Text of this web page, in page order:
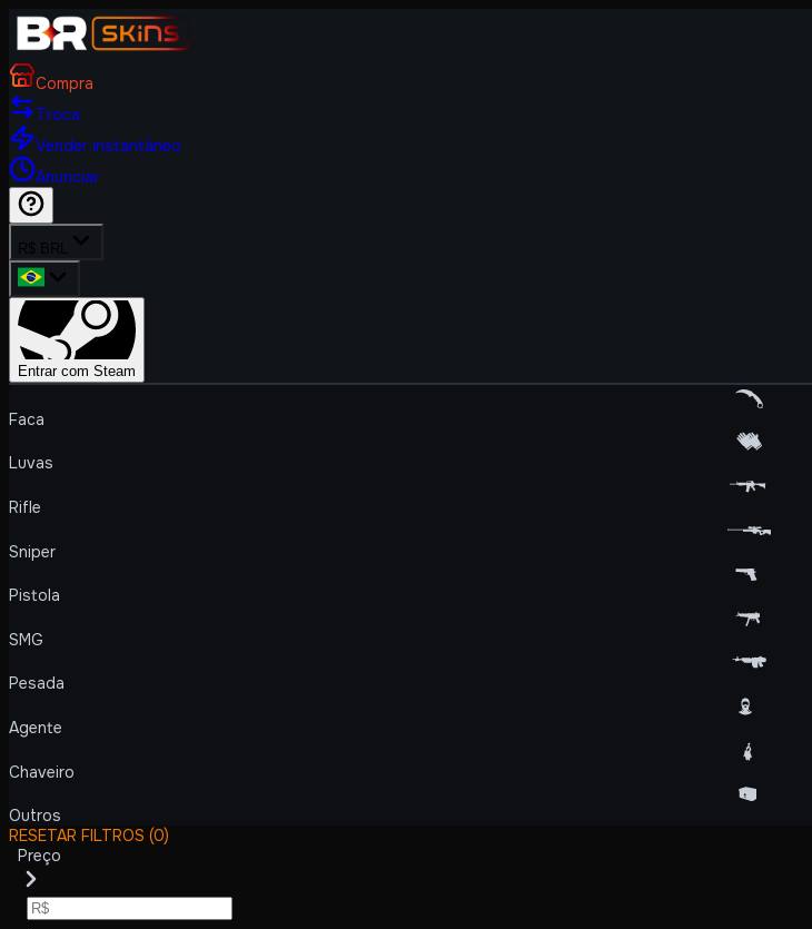
Compra
Troca
Vender instantâneo
Anunciar
R$ BRL
Entrar com Steam
Faca
Luvas
Rifle
Sniper
Pistola
SMG
Pesada
Agente
Chaveiro
Outros
RESETAR FILTROS (0)
Preço